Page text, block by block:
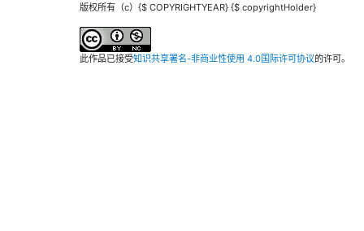
版权所有（c）{$ COPYRIGHTYEAR} {$ copyrightHolder}
此作品已接受知识共享署名-非商业性使用 4.0国际许可协议的许可。